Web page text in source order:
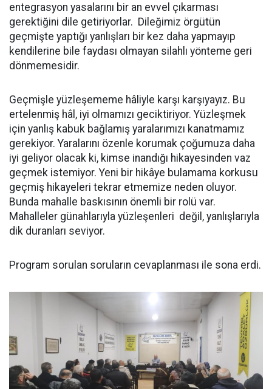
entegrasyon yasalarını bir an evvel çıkarması
gerektiğini dile getiriyorlar. Dileğimiz örgütün
geçmişte yaptığı yanlışları bir kez daha yapmayıp
kendilerine bile faydası olmayan silahlı yönteme geri
dönmemesidir.
Geçmişle yüzleşememe hâliyle karşı karşıyayız. Bu
ertelenmiş hâl, iyi olmamızı geciktiriyor. Yüzleşmek
için yanlış kabuk bağlamış yaralarımızı kanatmamız
gerekiyor. Yaralarını özenle korumak çoğumuza daha
iyi geliyor olacak ki, kimse inandığı hikayesinden vaz
geçmek istemiyor. Yeni bir hikâye bulamama korkusu
geçmiş hikayeleri tekrar etmemize neden oluyor.
Bunda mahalle baskısının önemli bir rolü var.
Mahalleler günahlarıyla yüzleşenleri değil, yanlışlarıyla
dik duranları seviyor.
Program sorulan soruların cevaplanması ile sona erdi.